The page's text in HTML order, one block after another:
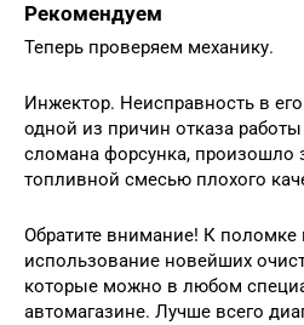
Рекомендуем
Теперь проверяем механику.
Инжектор. Неисправность в
одной из причин отказа
сломана форсунка, произошло
топливной смесью плохого
Обратите внимание! К поломке
использование новейших
которые можно в любом
автомагазине. Лучше всего